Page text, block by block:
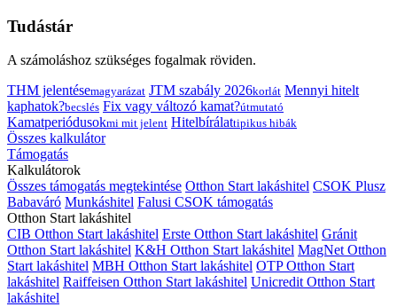
Tudástár
A számoláshoz szükséges fogalmak röviden.
THM jelentésemagyarázat JTM szabály 2026korlát Mennyi hitelt
kaphatok?becslés Fix vagy változó kamat?útmutató
Kamatperiódusokmi mit jelent Hitelbírálattipikus hibák
Összes kalkulátor
Támogatás
Kalkulátorok
Összes támogatás megtekintése Otthon Start lakáshitel CSOK Plusz
Babaváró Munkáshitel Falusi CSOK támogatás
Otthon Start lakáshitel
CIB Otthon Start lakáshitel Erste Otthon Start lakáshitel Gránit
Otthon Start lakáshitel K&H Otthon Start lakáshitel MagNet Otthon
Start lakáshitel MBH Otthon Start lakáshitel OTP Otthon Start
lakáshitel Raiffeisen Otthon Start lakáshitel Unicredit Otthon Start
lakáshitel